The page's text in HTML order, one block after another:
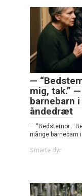
—
mig, tak.”
barnebarn
åndedræt
— “Bedstemor…
niårige barnebarn
Smarte dyr